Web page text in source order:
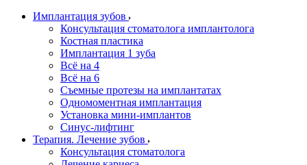
Имплантация зубов
Консультация стоматолога имплантолога
Костная пластика
Имплантация 1 зуба
Всё на 4
Всё на 6
Съемные протезы на имплантатах
Одномоментная имплантация
Установка мини-имплантов
Синус-лифтинг
Терапия. Лечение зубов
Консультация стоматолога